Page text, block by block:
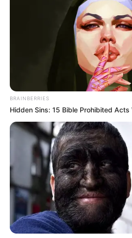
BRAINBERRIES
Hidden Sins: 15 Bible Prohibited Acts